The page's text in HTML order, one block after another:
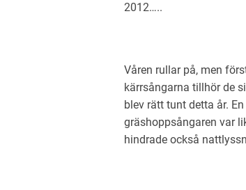
2012…..
Våren rullar på, men
kärrsångarna tillhör de
blev rätt tunt detta år.
gräshoppsångaren var
hindrade också